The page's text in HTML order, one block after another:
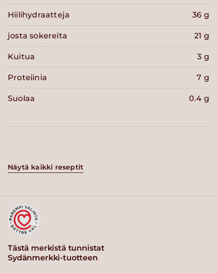
Hiilihydraatteja 36 g
josta sokereita 21 g
Kuitua 3 g
Proteiinia 7 g
Suolaa 0.4 g
Näytä kaikki reseptit
Tästä merkistä tunnistat
Sydänmerkki-tuotteen